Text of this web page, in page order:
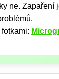
ne. Zapaření